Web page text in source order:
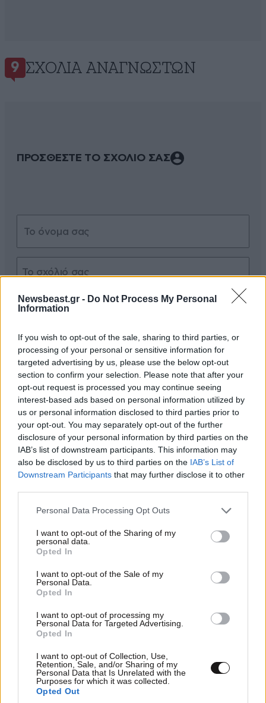
Newsbeast.gr - Do Not Process My Personal
Information
If you wish to opt-out of the sale, sharing to third parties, or
processing of your personal or sensitive information for
targeted advertising by us, please use the below opt-out
section to confirm your selection. Please note that after your
opt-out request is processed you may continue seeing
interest-based ads based on personal information utilized by
us or personal information disclosed to third parties prior to
your opt-out. You may separately opt-out of the further
disclosure of your personal information by third parties on the
IAB’s list of downstream participants. This information may
also be disclosed by us to third parties on the IAB’s List of
Downstream Participants that may further disclose it to other
Please note that this website/app uses one or more Google
not limited to your visit or usage behaviour. You may click to
grant or deny consent to Google and its third-party tags to
use your data for below specified purposes in below Google
consent section.
Personal Data Processing Opt Outs
I want to opt-out of the Sharing of my
personal data.
Opted In
I want to opt-out of the Sale of my
Personal Data.
Opted In
I want to opt-out of processing my
Personal Data for Targeted Advertising.
Opted In
I want to opt-out of Collection, Use,
Retention, Sale, and/or Sharing of my
Personal Data that Is Unrelated with the
Purposes for which it was collected.
Opted Out
9 ΣΧΌΛΙΑ ΑΝΑΓΝΩΣΤΏΝ
ΠΡΟΣΘΕΣΤΕ ΤΟ ΣΧΟΛΙΟ ΣΑΣ
Xαρακτήρες: 0/1000
ΠΡΟΣΘΗΚΗ
Να ζήσουν!!! 17·07·2025 19:47
Λάκη...αλλά και εσύ να μας σεβαστείς...διότι πολλές
από τις [...] που λές δυστυχώς μας ενοχλούν... εντάξει
Λάκη!!!
Απαντήστε 0